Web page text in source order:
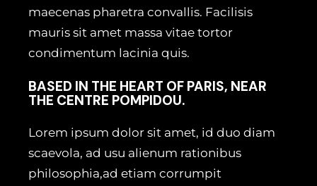
maecenas pharetra convallis. Facilisis
mauris sit amet massa vitae tortor
condimentum lacinia quis.
BASED IN THE HEART OF PARIS, NEAR
THE CENTRE POMPIDOU.
Lorem ipsum dolor sit amet, id duo diam
scaevola, ad usu alienum rationibus
philosophia,ad etiam corrumpit